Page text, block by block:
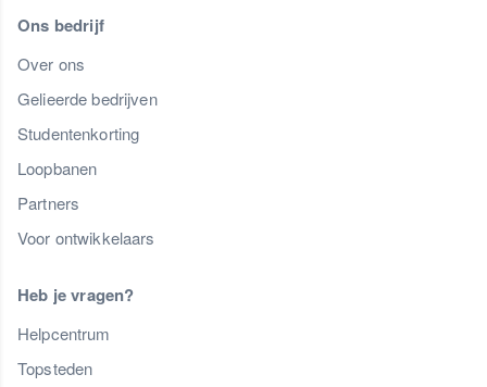
Ons bedrijf
Over ons
Gelieerde bedrijven
Studentenkorting
Loopbanen
Partners
Voor ontwikkelaars
Heb je vragen?
Helpcentrum
Topsteden